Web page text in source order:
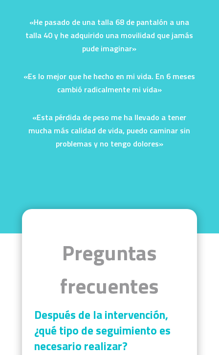
«He pasado de una talla 68 de pantalón a una
talla 40 y he adquirido una movilidad que jamás
pude imaginar»
«Es lo mejor que he hecho en mi vida. En 6 meses
cambió radicalmente mi vida»
«Esta pérdida de peso me ha llevado a tener
mucha más calidad de vida, puedo caminar sin
problemas y no tengo dolores»
Preguntas
frecuentes
Después de la intervención,
¿qué tipo de seguimiento es
necesario realizar?